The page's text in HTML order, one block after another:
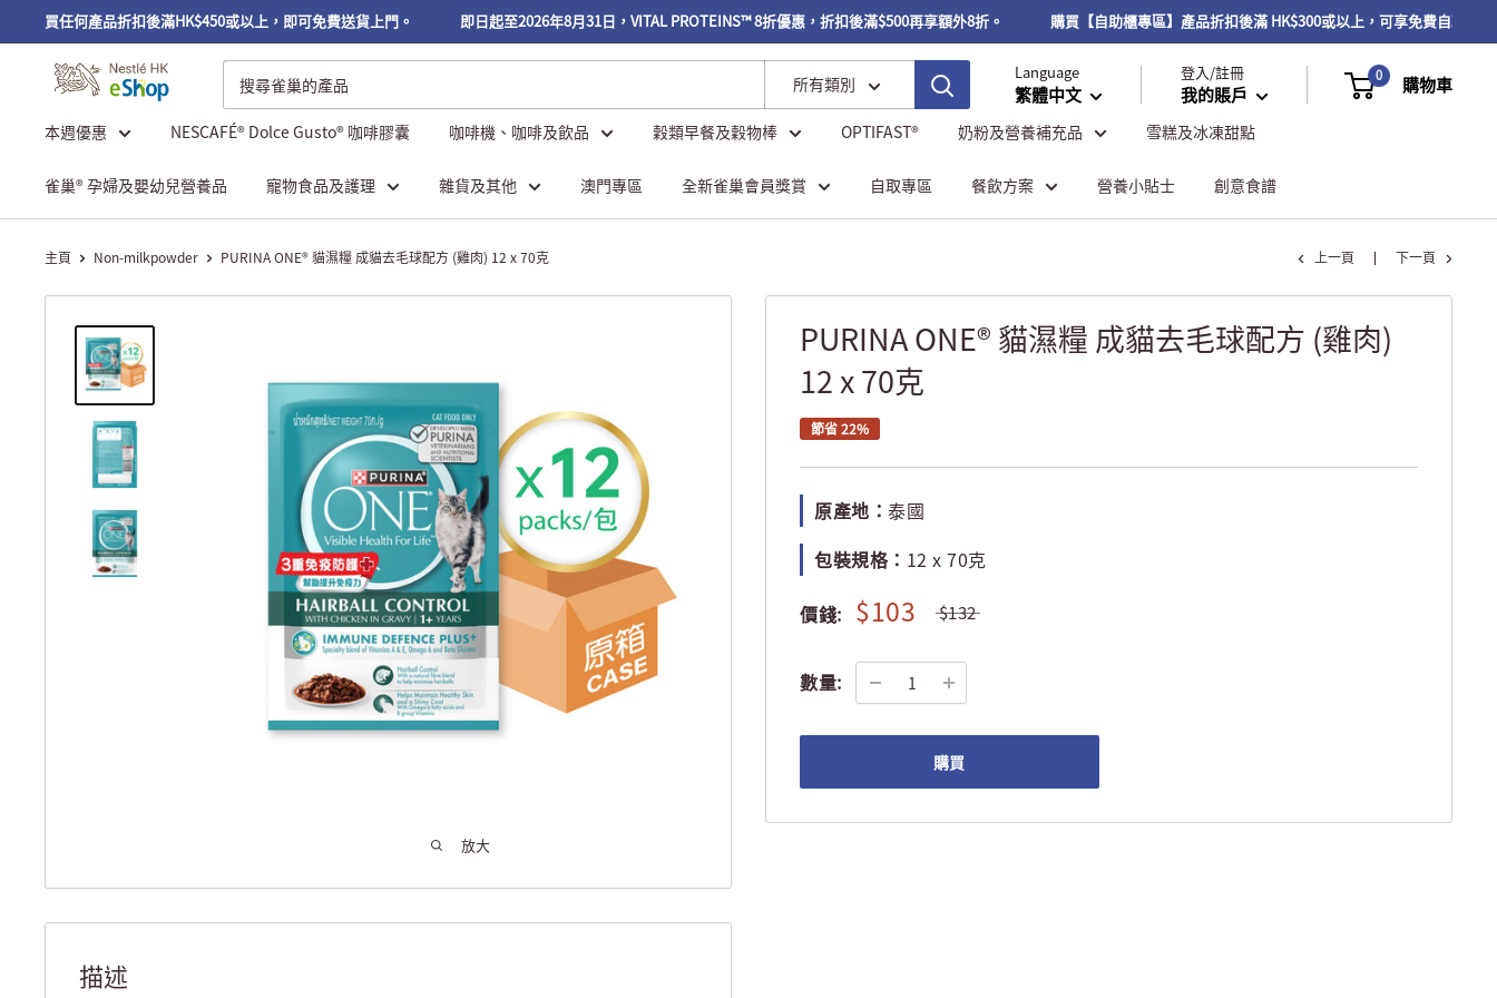
買任何產品折扣後滿HK$450或以上，即可免費送貨上門。 即日起至2026年8月31日，VITAL PROTEINS™ 8折優惠，折扣後滿$500再享額外8折。 購買【自助櫃專區】產品折扣後滿 HK$300或以上，可享免費自取服務
所有類別
Language
繁體中文
登入/註冊
我的賬戶
0 購物車
本週優惠 NESCAFÉ® Dolce Gusto® 咖啡膠囊 咖啡機、咖啡及飲品 穀類早餐及穀物棒 OPTIFAST® 奶粉及營養補充品 雪糕及冰凍甜點
雀巢® 孕婦及嬰幼兒營養品 寵物食品及護理 雜貨及其他 澳門專區 全新雀巢會員獎賞 自取專區 餐飲方案 營養小貼士 創意食譜
主頁 Non-milkpowder PURINA ONE® 貓濕糧 成貓去毛球配方 (雞肉) 12 x 70克 上一頁 下一頁
放大
PURINA ONE® 貓濕糧 成貓去毛球配方 (雞肉)
12 x 70克
節省 22%
原產地： 泰國
包裝規格： 12 x 70克
價錢: $103 $132
數量:
購買
描述